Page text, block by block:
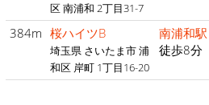
区 南浦和 2丁目31-7
384m 桜ハイツB
埼玉県 さいたま市 浦
和区 岸町 1丁目16-20
南浦和駅
徒歩8分